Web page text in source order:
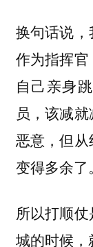
换句话说，
作为指挥官
自己亲身
员，该减
恶意，但
变得多余了。
所以打顺
城的时候，